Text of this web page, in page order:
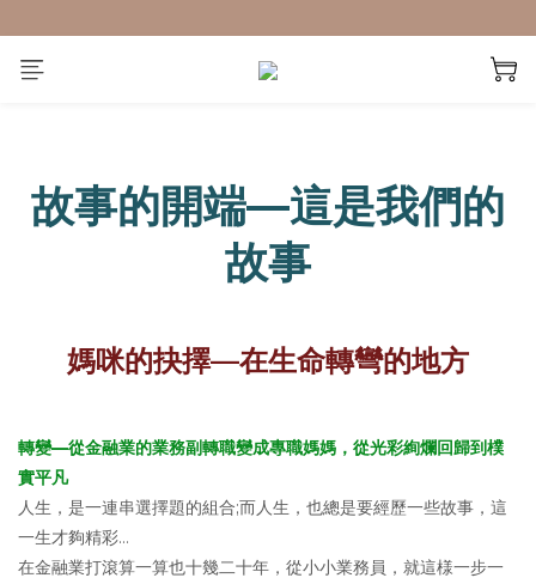
故事的開端—這是我們的
故事
媽咪的抉擇—在生命轉彎的地方
轉變—從金融業的業務副轉職變成專職媽媽，從光彩絢爛回歸到樸
實平凡
人生，是一連串選擇題的組合;而人生，也總是要經歷一些故事，這
一生才夠精彩…
在金融業打滾算一算也十幾二十年，從小小業務員，就這様一步一